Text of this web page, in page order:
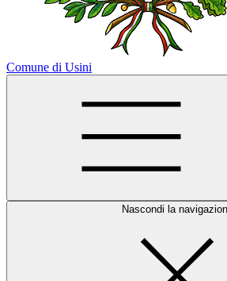
Comune di Usini
Nascondi la